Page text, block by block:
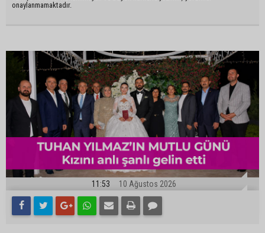
onaylanmamaktadır.
11:53 10 Ağustos 2026